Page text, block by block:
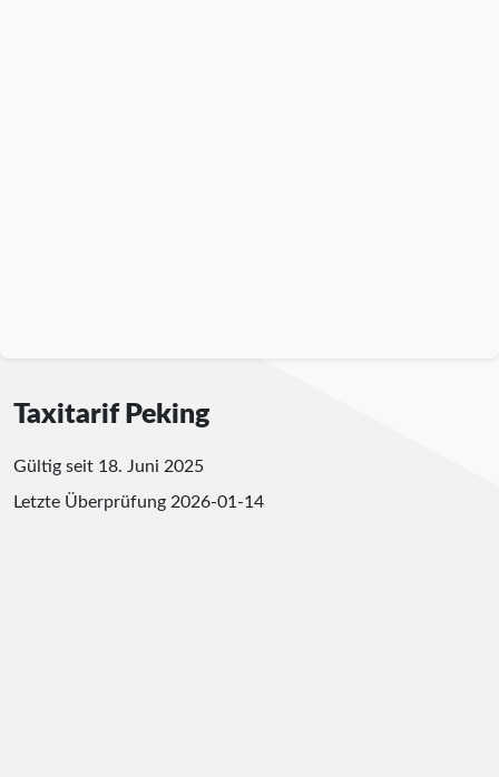
Taxitarif Peking
Gültig seit 18. Juni 2025
Letzte Überprüfung 2026-01-14